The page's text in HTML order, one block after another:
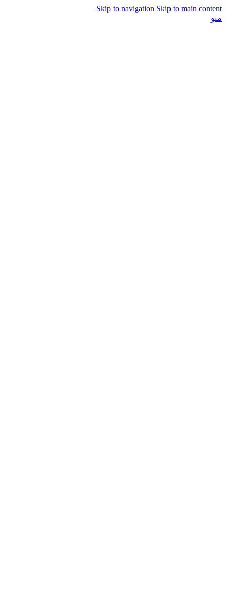
Skip to navigation Skip to main content
منو